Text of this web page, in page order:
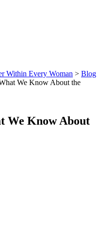
Within Every Woman > Blog
We Know About the
We Know About